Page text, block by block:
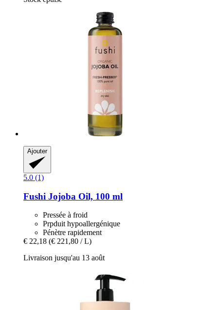
Ajouter
5.0 (1)
Fushi Jojoba Oil, 100 ml
Pressée à froid
Prpduit hypoallergénique
Pénètre rapidement
€ 22,18 (€ 221,80 / L)
Livraison jusqu'au 13 août